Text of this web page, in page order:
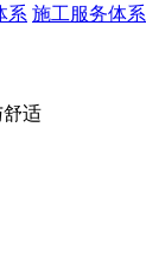
系 施工服务体系
适